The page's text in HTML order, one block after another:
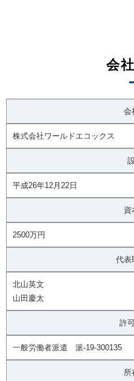
会
会
株式会社ワールドエコックス
平成26年12月22日
資
2500万円
代表
北山英文
山田慶太
許
一般労働者派遣 派-19-
所